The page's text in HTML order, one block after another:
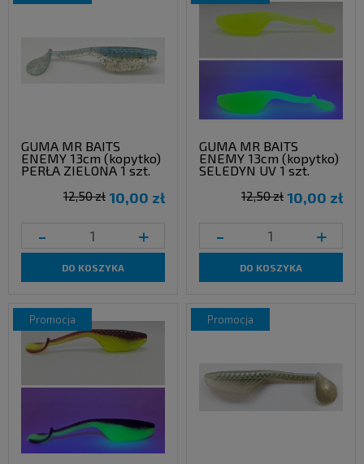
GUMA MR BAITS
ENEMY 13cm (kopytko)
PERŁA ZIELONA 1 szt.
10,00 zł
12,50 zł
- +
DO KOSZYKA
GUMA MR BAITS
ENEMY 13cm (kopytko)
SELEDYN UV 1 szt.
10,00 zł
12,50 zł
- +
DO KOSZYKA
promocja promocja